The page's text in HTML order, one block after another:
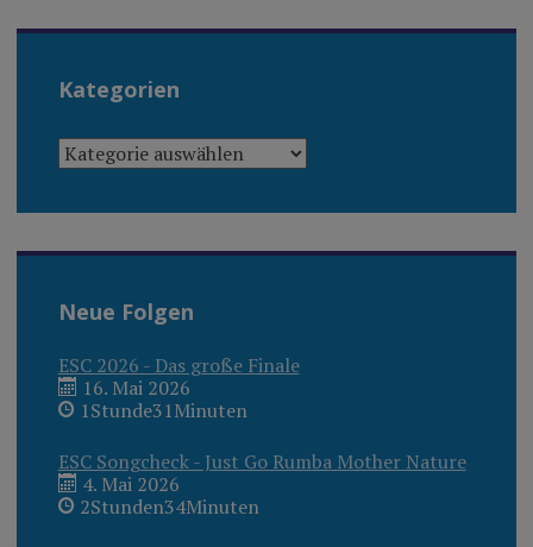
Kategorien
KATEGORIEN
Neue Folgen
ESC 2026 - Das große Finale
16. Mai 2026
1Stunde31Minuten
ESC Songcheck - Just Go Rumba Mother Nature
4. Mai 2026
2Stunden34Minuten